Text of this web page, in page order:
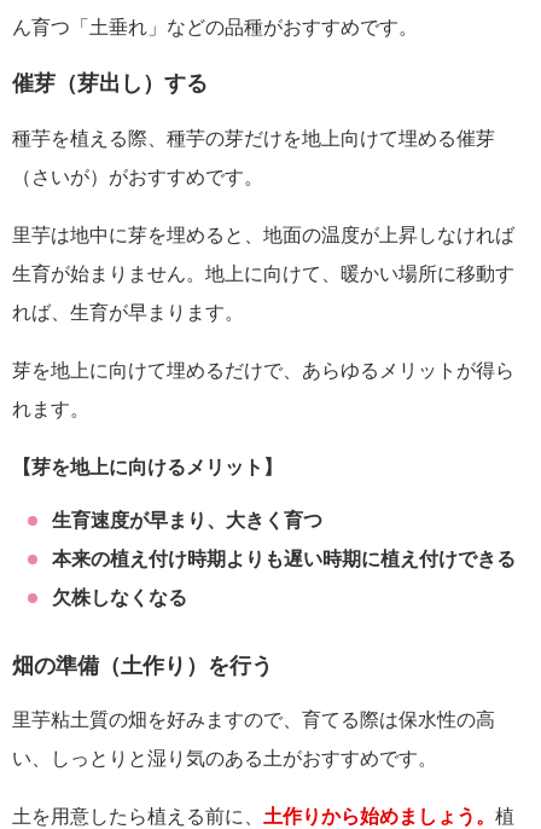
ん育つ「土垂れ」などの品種がおすすめです。
催芽（芽出し）する
種芋を植える際、種芋の芽だけを地上向けて埋める催芽
（さいが）がおすすめです。
里芋は地中に芽を埋めると、地面の温度が上昇しなければ
生育が始まりません。地上に向けて、暖かい場所に移動す
れば、生育が早まります。
芽を地上に向けて埋めるだけで、あらゆるメリットが得ら
れます。
【芽を地上に向けるメリット】
生育速度が早まり、大きく育つ
本来の植え付け時期よりも遅い時期に植え付けできる
欠株しなくなる
畑の準備（土作り）を行う
里芋粘土質の畑を好みますので、育てる際は保水性の高
い、しっとりと湿り気のある土がおすすめです。
土を用意したら植える前に、 土作りから始めましょう。 植